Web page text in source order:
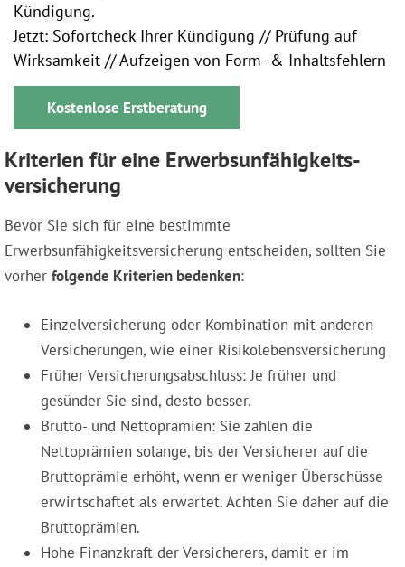
Kündigung.
Jetzt: Sofortcheck Ihrer Kündigung // Prüfung auf
Wirksamkeit // Aufzeigen von Form- & Inhaltsfehlern
Kostenlose Erstberatung
Kriterien für eine Erwerbsunfähigkeits­
versicherung
Bevor Sie sich für eine bestimmte
Erwerbsunfähigkeitsversicherung entscheiden, sollten Sie
vorher folgende Kriterien bedenken:
Einzelversicherung oder Kombination mit anderen
Versicherungen, wie einer Risikolebensversicherung
Früher Versicherungsabschluss: Je früher und
gesünder Sie sind, desto besser.
Brutto- und Nettoprämien: Sie zahlen die
Nettoprämien solange, bis der Versicherer auf die
Bruttoprämie erhöht, wenn er weniger Überschüsse
erwirtschaftet als erwartet. Achten Sie daher auf die
Bruttoprämien.
Hohe Finanzkraft der Versicherers, damit er im